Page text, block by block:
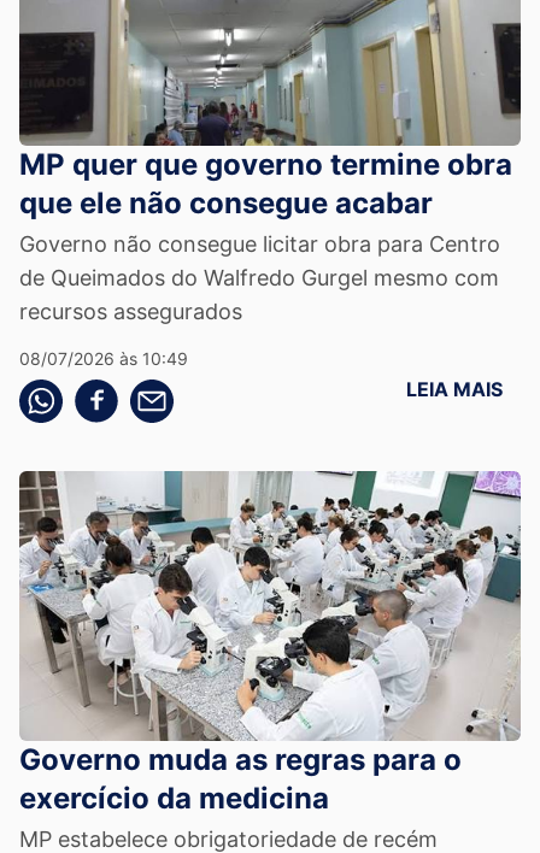
MP quer que governo termine obra
que ele não consegue acabar
Governo não consegue licitar obra para Centro
de Queimados do Walfredo Gurgel mesmo com
recursos assegurados
08/07/2026 às 10:49
Compartilhe pelo whatsapp
Compartilhar no facebook
Compartilhe pelo email LEIA MAIS
Governo muda as regras para o
exercício da medicina
MP estabelece obrigatoriedade de recém